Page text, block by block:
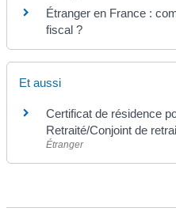
Étranger en France :
fiscal ?
Et aussi
Certificat de résidence
Retraité/Conjoint de
Étranger